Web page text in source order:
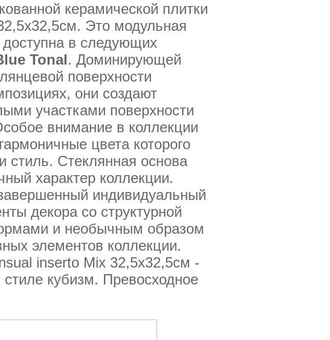
керамической плитки
Это модульная
доступна в следующих
Tonal. Доминирующей
поверхности
они создают
участками поверхности
внимание в коллекции
цвета которого
стиль. Стеклянная основа
характер коллекции.
индивидуальный
декора со структурной
и необычным образом
элементов коллекции.
inserto Mix 32,5x32,5см -
кубизм. Превосходное